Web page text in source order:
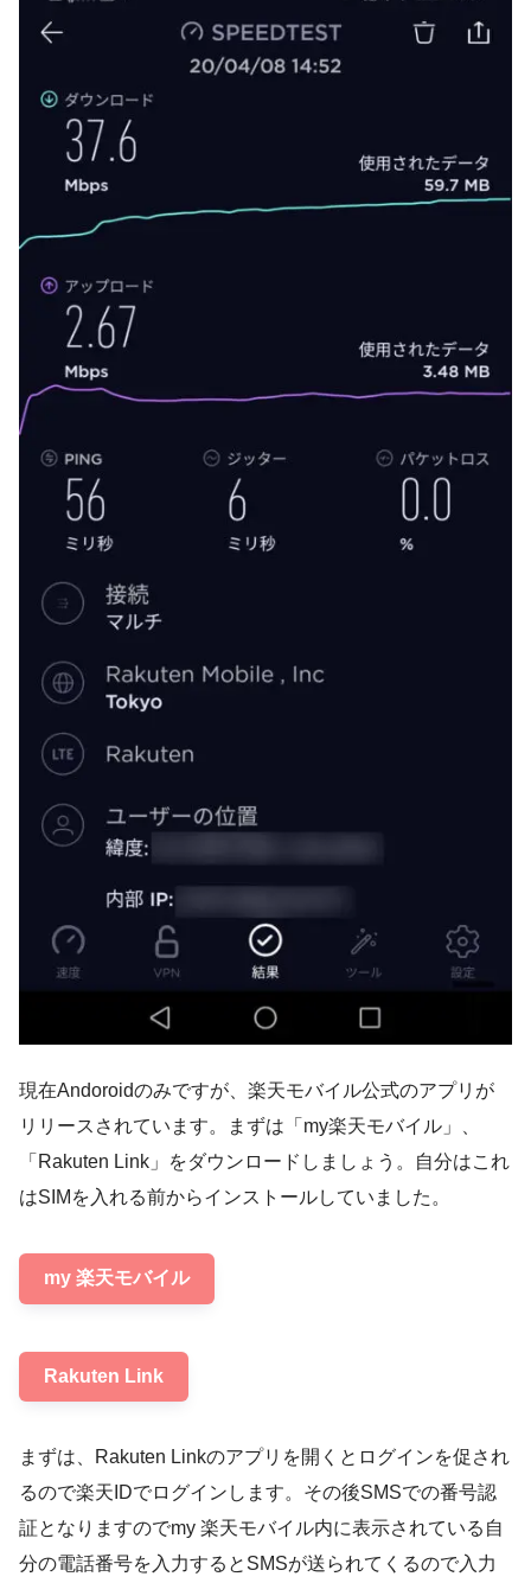
現在Andoroidのみですが、楽天モバイル公式のアプリが
リリースされています。まずは「my楽天モバイル」、
「Rakuten Link」をダウンロードしましょう。自分はこれ
はSIMを入れる前からインストールしていました。
my 楽天モバイル
Rakuten Link
まずは、Rakuten Linkのアプリを開くとログインを促され
るので楽天IDでログインします。その後SMSでの番号認
証となりますのでmy 楽天モバイル内に表示されている自
分の電話番号を入力するとSMSが送られてくるので入力